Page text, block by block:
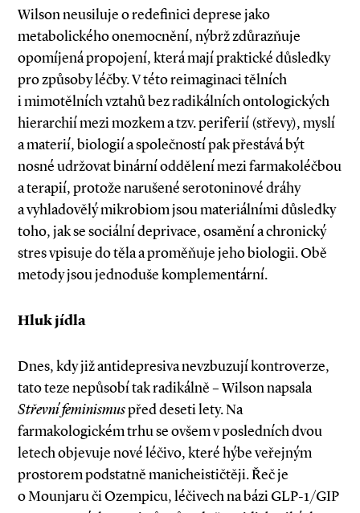
Wilson neusiluje o redefinici deprese jako
metabolického onemocnění, nýbrž zdůrazňuje
opomíjená propojení, která mají praktické důsledky
pro způsoby léčby. V této reimaginaci tělních
i mimotělních vztahů bez radikálních ontologických
hierarchií mezi mozkem a tzv. periferií (střevy), myslí
a materií, biologií a společností pak přestává být
nosné udržovat binární oddělení mezi farmakoléčbou
a terapií, protože narušené serotoninové dráhy
a vyhladovělý mikrobiom jsou materiál­ními důsledky
toho, jak se sociální deprivace, osamění a chronický
stres vpisuje do těla a proměňuje jeho biologii. Obě
metody jsou jednoduše komplementární.
Hluk jídla
Dnes, kdy již antidepresiva nevzbuzují kontroverze,
tato teze nepůsobí tak radikálně – Wilson napsala
Střevní feminismuspřed deseti lety. Na
farmakologickém trhu se ovšem v posledních dvou
letech objevuje nové léčivo, které hýbe veřejným
prostorem podstatně manicheističtěji. Řeč je
o Mounjaru či Ozempicu, léčivech na bázi GLP­-1/GIP